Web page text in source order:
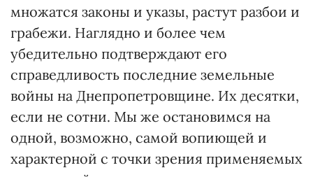
множатся законы и указы, растут разбои и
грабежи. Наглядно и более чем
убедительно подтверждают его
справедливость последние земельные
войны на Днепропетровщине. Их десятки,
если не сотни. Мы же остановимся на
одной, возможно, самой вопиющей и
характерной с точки зрения применяемых